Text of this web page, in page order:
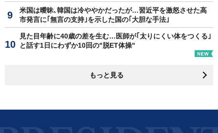
米国は曖昧､韓国は冷ややかだったが…習近平を激怒させた高
市発言に｢無言の支持｣を示した国の｢大胆な手法｣
見た目年齢に40歳の差を生む…医師が｢太りにくい体をつくる｣
と話す1日にわずか10回の"脱ET体操"
もっと見る